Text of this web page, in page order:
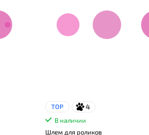
TOP 4
В наличии
Шлем для роликов